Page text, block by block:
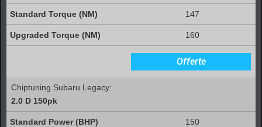
147
160
Offerte
Chiptuning Subaru Legacy:
2.0 D 150pk
150